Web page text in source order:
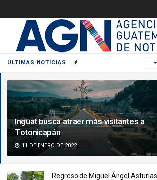
ÚLTIMAS NOTICIAS
Inguat busca atraer más visitantes a
Totonicapán
11 DE ENERO DE 2022
Regreso de Miguel Ángel Asturias